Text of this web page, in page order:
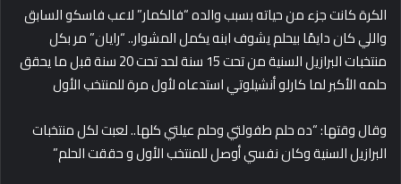
الكرة كانت جزء من حياته بسبب والده “فالكمار” لاعب فاسكو السابق
واللي كان دايمًا بيحلم يشوف ابنه يكمل المشوار.. “رايان” مر بكل
منتخبات البرازيل السنية من تحت 15 سنة لحد تحت 20 سنة قبل ما يحقق
حلمه الأكبر لما كارلو أنشيلوتي استدعاه لأول مرة للمنتخب الأول
وقال وقتها: “ده حلم طفولتي وحلم عيلتي كلها.. لعبت لكل منتخبات
البرازيل السنية وكان نفسي أوصل للمنتخب الأول و حققت الحلم”